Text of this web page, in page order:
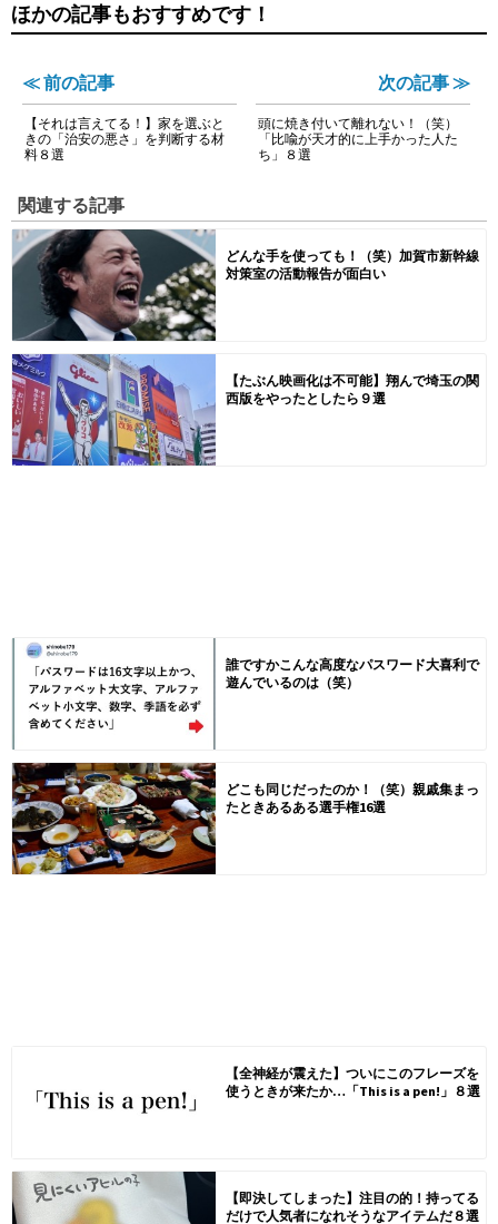
ほかの記事もおすすめです！
≪ 前の記事
【それは言えてる！】家を選ぶと
きの「治安の悪さ」を判断する材
料８選
次の記事 ≫
頭に焼き付いて離れない！（笑）
「比喩が天才的に上手かった人た
ち」８選
関連する記事
どんな手を使っても！（笑）加賀市新幹線
対策室の活動報告が面白い
【たぶん映画化は不可能】翔んで埼玉の関
西版をやったとしたら９選
誰ですかこんな高度なパスワード大喜利で
遊んでいるのは（笑）
どこも同じだったのか！（笑）親戚集まっ
たときあるある選手権16選
【全神経が震えた】ついにこのフレーズを
使うときが来たか…「This is a pen!」８選
【即決してしまった】注目の的！持ってる
だけで人気者になれそうなアイテムだ８選